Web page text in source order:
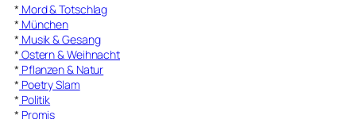
* Mord & Totschlag
* München
* Musik & Gesang
* Ostern & Weihnacht
* Pflanzen & Natur
* Poetry Slam
* Politik
* Promis